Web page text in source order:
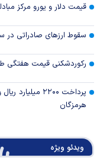
قیمت دلار و یورو مرکز مبادله
سقوط ارزهای صادراتی در
رکوردشکنی قیمت هفتگی
پرداخت ۲۲۰۰
هرمزگان
ویدئو ویژه